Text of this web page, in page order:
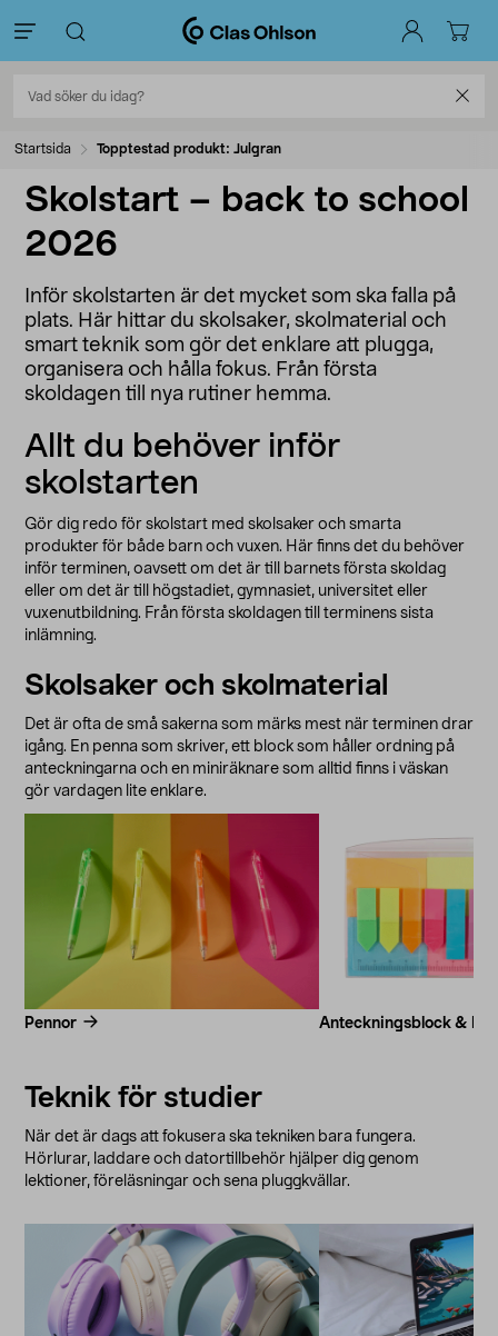
Startsida Topptestad produkt: Julgran
Skolstart – back to school
2026
Inför skolstarten är det mycket som ska falla på
plats. Här hittar du skolsaker, skolmaterial och
smart teknik som gör det enklare att plugga,
organisera och hålla fokus. Från första
skoldagen till nya rutiner hemma.
Allt du behöver inför
skolstarten
Gör dig redo för skolstart med skolsaker och smarta
produkter för både barn och vuxen. Här finns det du behöver
inför terminen, oavsett om det är till barnets första skoldag
eller om det är till högstadiet, gymnasiet, universitet eller
vuxenutbildning. Från första skoldagen till terminens sista
inlämning.
Skolsaker och skolmaterial
Det är ofta de små sakerna som märks mest när terminen drar
igång. En penna som skriver, ett block som håller ordning på
anteckningarna och en miniräknare som alltid finns i väskan
gör vardagen lite enklare.
Pennor Anteckningsblock &
Teknik för studier
När det är dags att fokusera ska tekniken bara fungera.
Hörlurar, laddare och datortillbehör hjälper dig genom
lektioner, föreläsningar och sena pluggkvällar.